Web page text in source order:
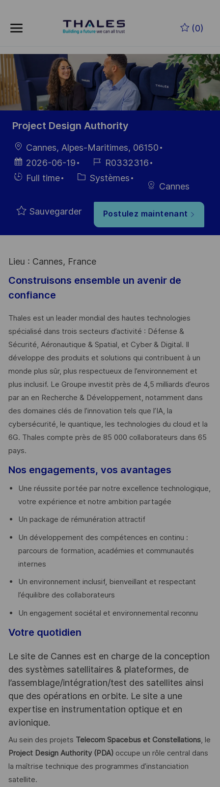
(0)
-
Project Design Authority
localisation
Cannes, Alpes-Maritimes, 06150
Date
d’affichage
2026-06-19
Référence
du poste
R0332316
HiringFull time Catégorie
Systèmes
Cannes
Sauvegarder Postulez maintenant
Lieu : Cannes, France
Construisons ensemble un avenir de
confiance
Thales est un leader mondial des hautes technologies
spécialisé dans trois secteurs d’activité : Défense &
Sécurité, Aéronautique & Spatial, et Cyber & Digital. Il
développe des produits et solutions qui contribuent à un
monde plus sûr, plus respectueux de l’environnement et
plus inclusif. Le Groupe investit près de 4,5 milliards d’euros
par an en Recherche & Développement, notamment dans
des domaines clés de l’innovation tels que l’IA, la
cybersécurité, le quantique, les technologies du cloud et la
6G. Thales compte près de 85 000 collaborateurs dans 65
pays. ​
Nos engagements, vos avantages
Une réussite portée par notre excellence technologique,
votre expérience et notre ambition partagée
Un package de rémunération attractif
Un développement des compétences en continu :
parcours de formation, académies et communautés
internes
Un environnement inclusif, bienveillant et respectant
l’équilibre des collaborateurs
Un engagement sociétal et environnemental reconnu
Votre quotidien
Le site de Cannes est en charge de la conception
des systèmes satellitaires & plateformes, de
l’assemblage/intégration/test des satellites ainsi
que des opérations en orbite. Le site a une
expertise en instrumentation optique et en
avionique.
Au sein des projets Telecom Spacebus et Constellations, le
Project Design Authority (PDA)occupe un rôle central dans
la maîtrise technique des programmes d’instanciation
satellite.